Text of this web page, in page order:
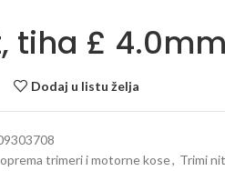
tiha £
Dodaj u listu želja
trimeri i motorne kose, Trimi